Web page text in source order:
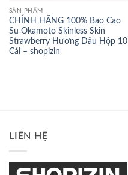
SẢN PHẨM
CHÍNH HÃNG 100% Bao Cao
Su Okamoto Skinless Skin
Strawberry Hương Dâu Hộp 10
Cái – shopizin
LIÊN HỆ